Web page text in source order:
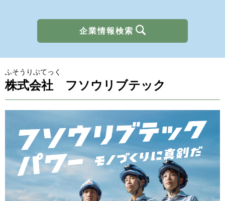
企業情報検索
求人情報 を選ぶ
で選ぶ
キーワード
ふそうりぶてっく
株式会社 フソウリブテック